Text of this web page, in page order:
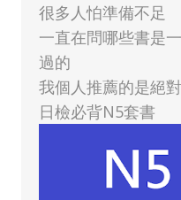
很多人怕準備不足
一直在問哪些書是
過的
我個人推薦的是絕
日檢必背N5套書